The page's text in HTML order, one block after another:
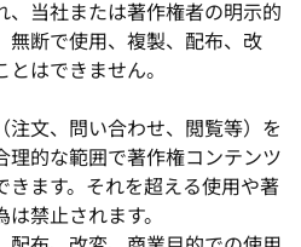
、当社または著作権者の明示的
無断で使用、複製、配布、改
はできません。
注文、問い合わせ、閲覧等）を
的な範囲で著作権コンテンツ
ます。それを超える使用や著
禁止されます。